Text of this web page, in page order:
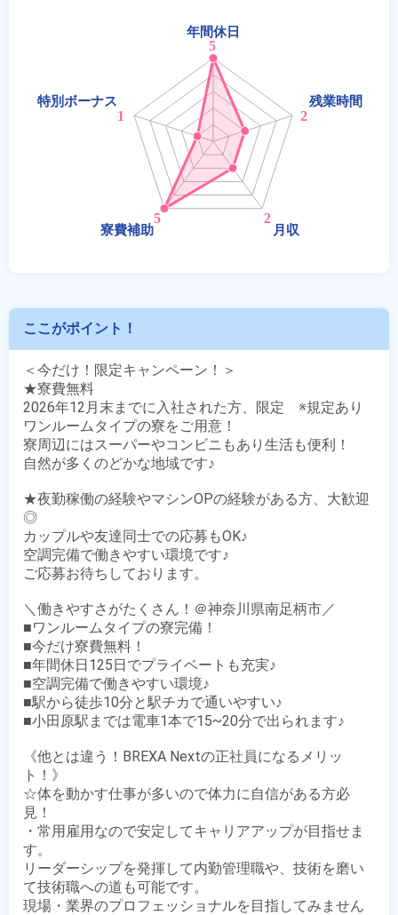
ここがポイント！
＜今だけ！限定キャンペーン！＞
★寮費無料
2026年12月末までに入社された方、限定　※規定あり
ワンルームタイプの寮をご用意！
寮周辺にはスーパーやコンビニもあり生活も便利！
自然が多くのどかな地域です♪
★夜勤稼働の経験やマシンOPの経験がある方、大歓迎
◎
カップルや友達同士での応募もOK♪
空調完備で働きやすい環境です♪
ご応募お待ちしております。
＼働きやすさがたくさん！＠神奈川県南足柄市／
■ワンルームタイプの寮完備！
■今だけ寮費無料！
■年間休日125日でプライベートも充実♪
■空調完備で働きやすい環境♪
■駅から徒歩10分と駅チカで通いやすい♪
■小田原駅までは電車1本で15~20分で出られます♪
《他とは違う！BREXA Nextの正社員になるメリッ
ト！》
☆体を動かす仕事が多いので体力に自信がある方必
見！
・常用雇用なので安定してキャリアアップが目指せま
す。
リーダーシップを発揮して内勤管理職や、技術を磨い
て技術職への道も可能です。
現場・業界のプロフェッショナルを目指してみません